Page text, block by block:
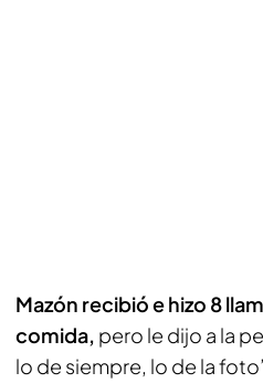
Mazón recibió e hizo 8
comida, pero le dijo a la
lo de siempre, lo de la